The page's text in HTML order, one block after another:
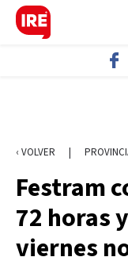
‹ VOLVER |
Festram
72 horas
viernes